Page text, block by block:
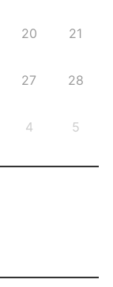
20 21
27 28
4 5